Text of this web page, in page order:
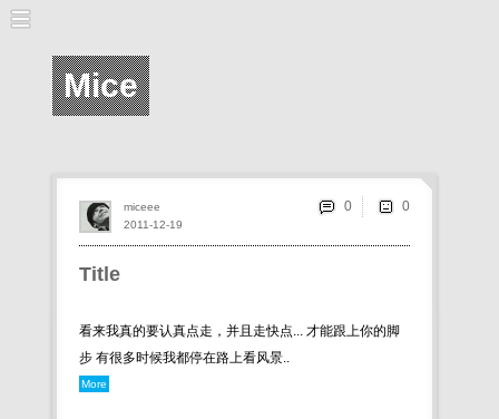
Mice
Title
看来我真的要认真点走，并且走快点... 才能跟上你的脚
步 有很多时候我都停在路上看风景..
More
2011-12-19
miceee 0